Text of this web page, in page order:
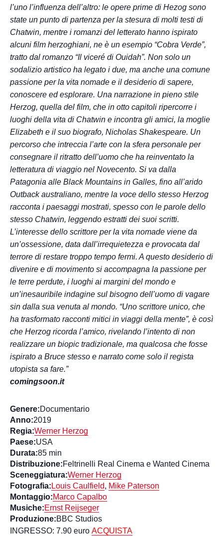
l’uno l’influenza dell’altro: le opere prime di Hezog sono
state un punto di partenza per la stesura di molti testi di
Chatwin, mentre i romanzi del letterato hanno ispirato
alcuni film herzoghiani, ne è un esempio “Cobra Verde”,
tratto dal romanzo “Il viceré di Ouidah”. Non solo un
sodalizio artistico ha legato i due, ma anche una comune
passione per la vita nomade e il desiderio di sapere,
conoscere ed esplorare. Una narrazione in pieno stile
Herzog, quella del film, che in otto capitoli ripercorre i
luoghi della vita di Chatwin e incontra gli amici, la moglie
Elizabeth e il suo biografo, Nicholas Shakespeare. Un
percorso che intreccia l’arte con la sfera personale per
consegnare il ritratto dell’uomo che ha reinventato la
letteratura di viaggio nel Novecento. Si va dalla
Patagonia alle Black Mountains in Galles, fino all’arido
Outback australiano, mentre la voce dello stesso Herzog
racconta i paesaggi mostrati, spesso con le parole dello
stesso Chatwin, leggendo estratti dei suoi scritti.
L’interesse dello scrittore per la vita nomade viene da
un’ossessione, data dall’irrequietezza e provocata dal
terrore di restare troppo tempo fermi. A questo desiderio di
divenire e di movimento si accompagna la passione per
le terre perdute, i luoghi ai margini del mondo e
un’inesauribile indagine sul bisogno dell’uomo di vagare
sin dalla sua venuta al mondo. “Uno scrittore unico, che
ha trasformato racconti mitici in viaggi della mente”, è così
che Herzog ricorda l’amico, rivelando l’intento di non
realizzare un biopic tradizionale, ma qualcosa che fosse
ispirato a Bruce stesso e narrato come solo il regista
utopista sa fare.”
comingsoon.it
Genere:Documentario
Anno:2019
Regia:Werner Herzog
Paese:USA
Durata:85 min
Distribuzione:Feltrinelli Real Cinema e Wanted Cinema
Sceneggiatura:Werner Herzog
Fotografia: Louis Caulfield, Mike Paterson
Montaggio:Marco Capalbo
Musiche:Ernst Reijseger
Produzione:BBC Studios
INGRESSO: 7.90 euro ACQUISTA